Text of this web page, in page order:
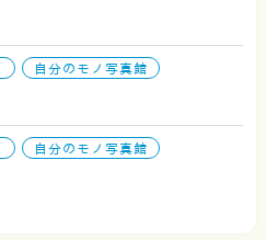
自分のモノ写真館
自分のモノ写真館